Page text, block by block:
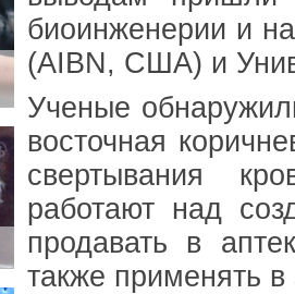
биоинженерии и
(AIBN, США) и
Ученые
восточная
свертывания
работают над
продавать в
также применять